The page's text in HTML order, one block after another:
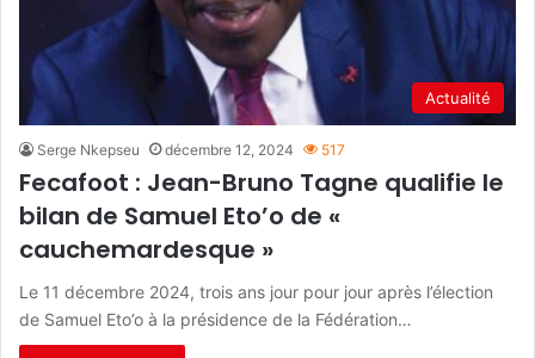
Actualité
Serge Nkepseu décembre 12, 2024 517
Fecafoot : Jean-Bruno Tagne qualifie le
bilan de Samuel Eto’o de «
cauchemardesque »
Le 11 décembre 2024, trois ans jour pour jour après l’élection
de Samuel Eto’o à la présidence de la Fédération…